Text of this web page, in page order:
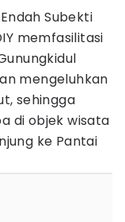
Subekti
memfasilitasi
mengeluhkan
sehingga
di objek wisata
ke Pantai